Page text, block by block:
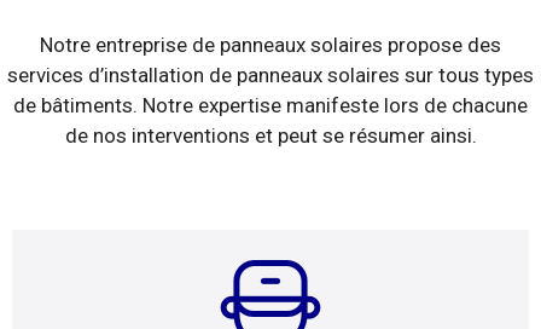
Notre entreprise de panneaux solaires propose des
services d’installation de panneaux solaires sur tous types
de bâtiments. Notre expertise manifeste lors de chacune
de nos interventions et peut se résumer ainsi.